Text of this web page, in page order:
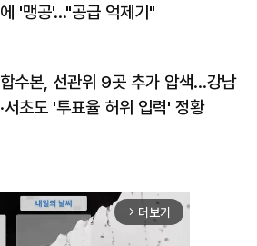
에 '맹공'…"공급 억제기"
합수본, 선관위 9곳 추가 압색…강남
·서초도 '투표율 허위 입력' 정황
arrow_forward_ios 더보기